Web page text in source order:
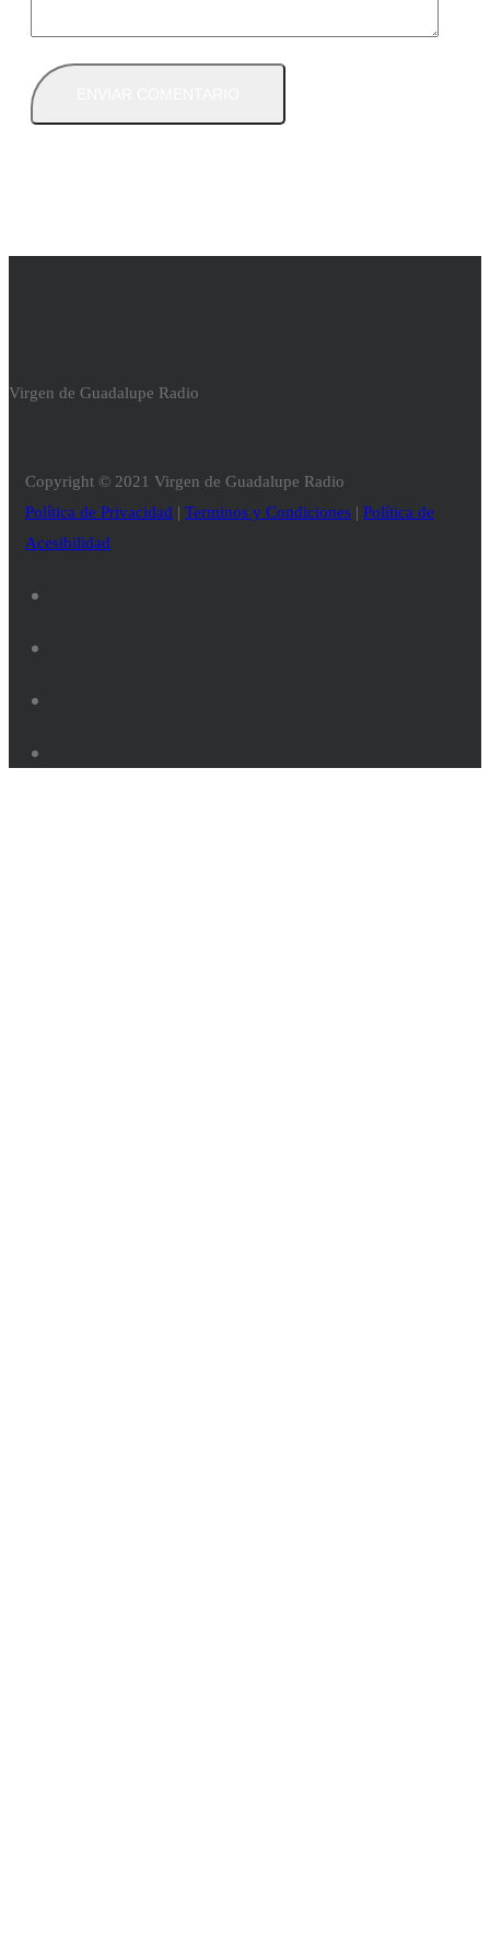
Virgen de Guadalupe Radio
Copyright © 2021 Virgen de Guadalupe Radio
Política de Privacidad | Terminos y Condiciones | Política de
Acesibilidad